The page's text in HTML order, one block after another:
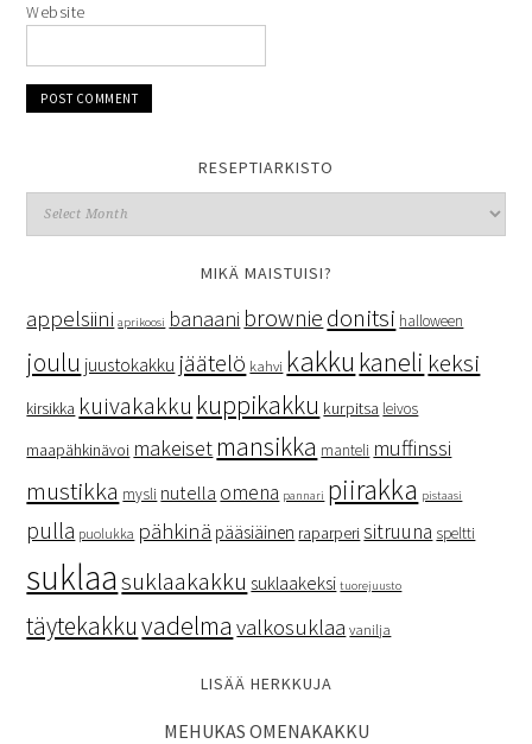
Website
RESEPTIARKISTO
MIKÄ MAISTUISI?
appelsiini aprikoosi banaani brownie donitsi halloween
joulu juustokakku jäätelö kahvi kakku kaneli keksi
kirsikka kuivakakku kuppikakku kurpitsa leivos
maapähkinävoi makeiset mansikka manteli muffinssi
mustikka mysli nutella omena pannari piirakka pistaasi
pulla puolukka pähkinä pääsiäinen raparperi sitruuna speltti
suklaa suklaakakku suklaakeksi tuorejuusto
täytekakkuvadelma valkosuklaa vanilja
LISÄÄ HERKKUJA
MEHUKAS OMENAKAKKU